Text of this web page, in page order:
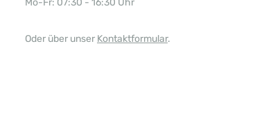
Mo-Fr: 07:30 - 16:30 Uhr
Oder über unser Kontaktformular.